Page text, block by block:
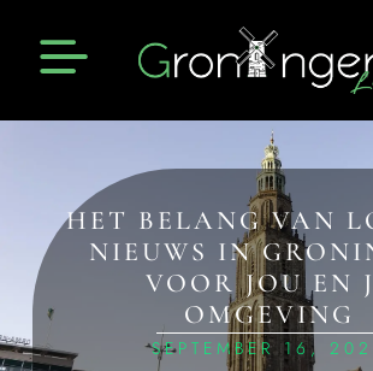
HET BELANG VAN
NIEUWS IN
VOOR JOU EN
OMGEVING
SEPTEMBER 16,